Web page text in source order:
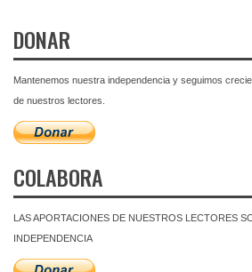
DONAR
Mantenemos nuestra independencia y seguimos
de nuestros lectores.
COLABORA
LAS APORTACIONES DE NUESTROS LECTORES
INDEPENDENCIA